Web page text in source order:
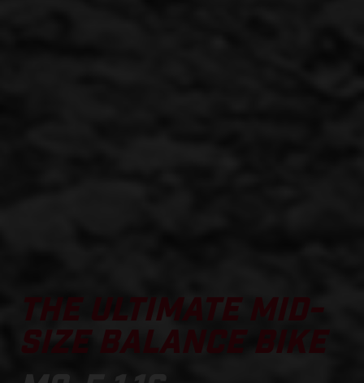
THE ULTIMATE MID-
SIZE BALANCE BIKE